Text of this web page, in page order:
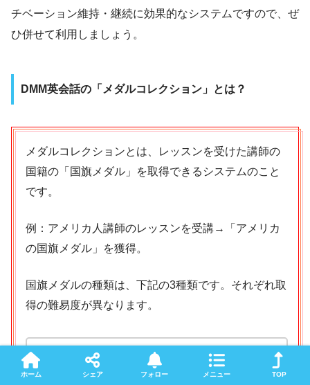
チベーション維持・継続に効果的なシステムですので、ぜ
ひ併せて利用しましょう。
DMM英会話の「メダルコレクション」とは？
メダルコレクションとは、レッスンを受けた講師の
国籍の「国旗メダル」を取得できるシステムのこと
です。
例：アメリカ人講師のレッスンを受講→「アメリカ
の国旗メダル」を獲得。
国旗メダルの種類は、下記の3種類です。それぞれ取
得の難易度が異なります。
ブロンズ：ある国籍の講師のレッスンを1回
ホーム シェア フォロー メニュー TOP